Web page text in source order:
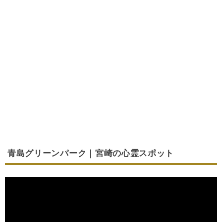
青島グリーンパーク｜宮崎の心霊スポット